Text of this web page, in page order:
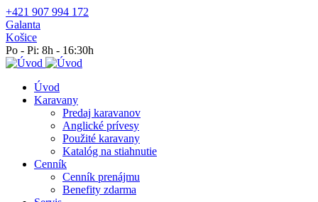
+421 907 994 172
Galanta
Košice
Po - Pi: 8h - 16:30h
Úvod
Karavany
Predaj karavanov
Anglické prívesy
Použité karavany
Katalóg na stiahnutie
Cenník
Cenník prenájmu
Benefity zdarma